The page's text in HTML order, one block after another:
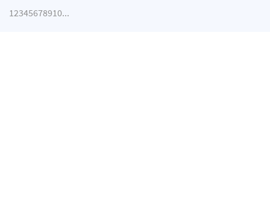
12345678910...